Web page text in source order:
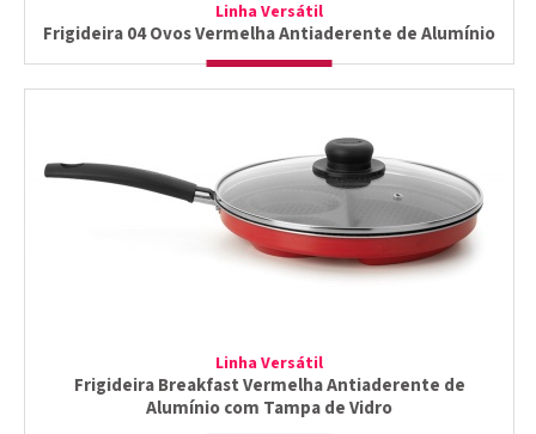
Linha Versátil
Frigideira 04 Ovos Vermelha Antiaderente de Alumínio
Linha Versátil
Frigideira Breakfast Vermelha Antiaderente de
Alumínio com Tampa de Vidro